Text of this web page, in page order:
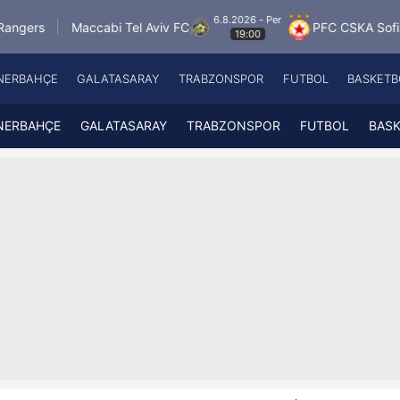
Tel Aviv FC
6.8.2026 - Per
19:00
PFC CSKA Sofia FK
Fenerbahçe
Galatasaray
A
GALATASARAY TRABZONSPOR FUTBOL
GALATASARAY TRABZONSPOR FUTBOL